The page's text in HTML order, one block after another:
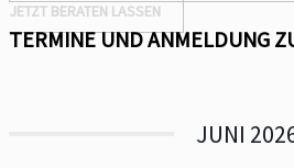
JETZT BERATEN LASSEN
TERMINE UND ANMELDUNG
JUNI